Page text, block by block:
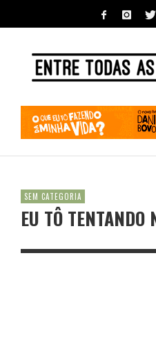
SEM CATEGORIA
EU TÔ TENTANDO